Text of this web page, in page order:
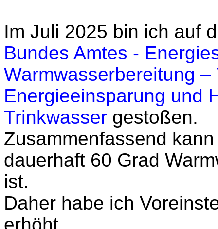
Im Juli 2025 bin ich auf
Bundes Amtes -
Warmwasserbereitung
Energieeinsparung und
Trinkwasser gestoßen.
Zusammenfassend
dauerhaft 60 Grad
ist.
Daher habe ich
erhöht.